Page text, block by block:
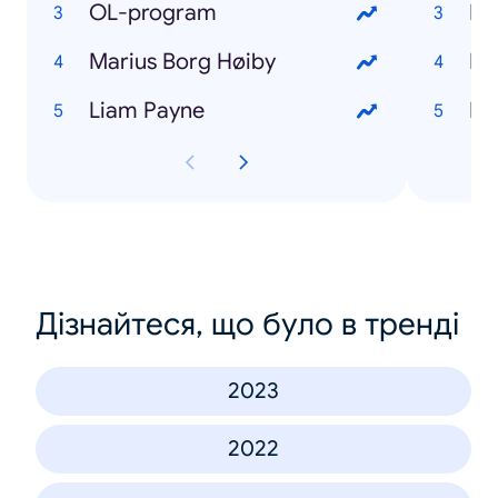
OL-program
Marius Borg Høiby
Liam Payne
Дізнайтеся, що було в тренді
2023
2022